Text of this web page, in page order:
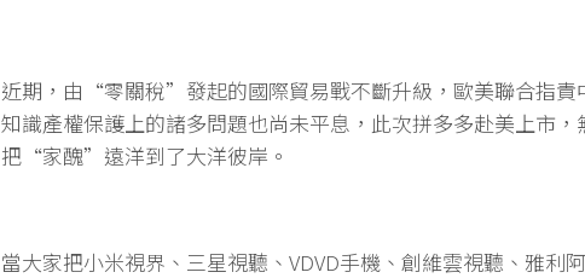
近期，由“零關稅”發起的國際貿易戰不斷升級，歐美聯合指責
知識產權保護上的諸多問題也尚未平息，此次拼多多赴美上市，
把“家醜”遠洋到了大洋彼岸。
當大家把小米視界、三星視聽、VDVD手機、創維雲視聽、雅利